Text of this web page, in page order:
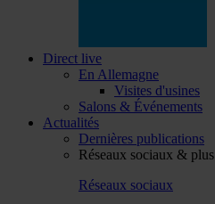
Direct live
En Allemagne
Visites d'usines
Salons & Événements
Actualités
Dernières publications
Réseaux sociaux & plus
Réseaux sociaux